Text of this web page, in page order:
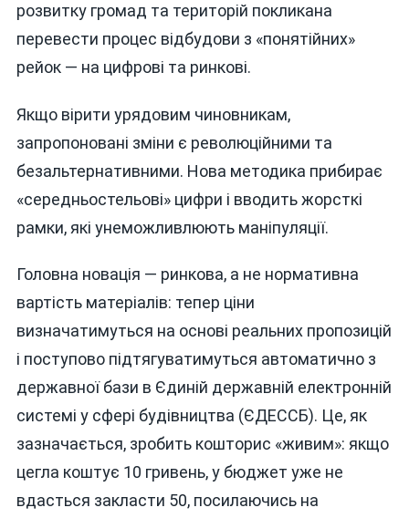
розвитку громад та територій покликана
перевести процес відбудови з «понятійних»
рейок — на цифрові та ринкові.
Якщо вірити урядовим чиновникам,
запропоновані зміни є революційними та
безальтернативними. Нова методика прибирає
«середньостельові» цифри і вводить жорсткі
рамки, які унеможливлюють маніпуляції.
Головна новація — ринкова, а не нормативна
вартість матеріалів: тепер ціни
визначатимуться на основі реальних пропозицій
і поступово підтягуватимуться автоматично з
державної бази в Єдиній державній електронній
системі у сфері будівництва (ЄДЕССБ). Це, як
зазначається, зробить кошторис «живим»: якщо
цегла коштує 10 гривень, у бюджет уже не
вдасться закласти 50, посилаючись на